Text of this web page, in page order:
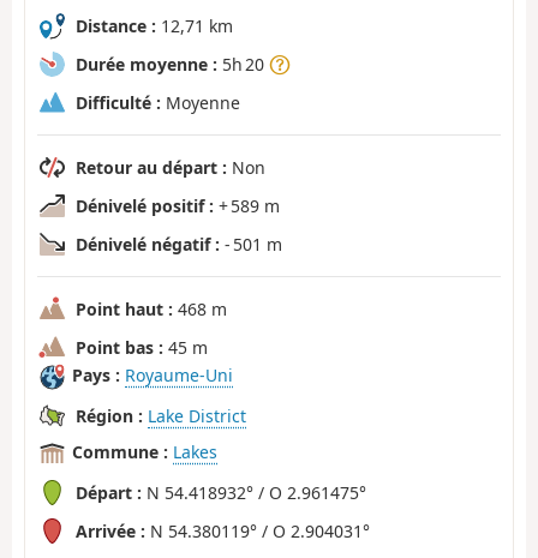
Distance : 12,71 km
Durée moyenne : 5h 20
Difficulté : Moyenne
Retour au départ : Non
Dénivelé positif : + 589 m
Dénivelé négatif : - 501 m
Point haut : 468 m
Point bas : 45 m
Pays : Royaume-Uni
Région : Lake District
Commune : Lakes
Départ : N 54.418932° / O 2.961475°
Arrivée : N 54.380119° / O 2.904031°